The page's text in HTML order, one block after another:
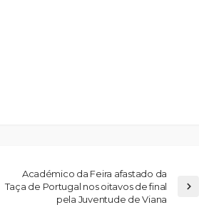
Académico da Feira afastado da
Taça de Portugal nos oitavos de final
pela Juventude de Viana